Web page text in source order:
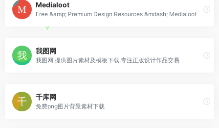
Medialoot
Free &amp; Premium Design Resources &mdash; Medialoot
我图网
我图网,提供图片素材及模板下载,专注正版设计作品交易
千库网
免费png图片背景素材下载